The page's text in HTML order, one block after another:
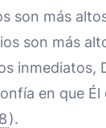
son más
son más
en que
).